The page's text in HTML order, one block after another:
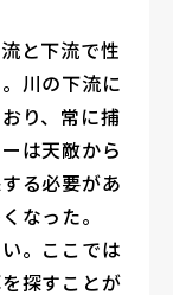
と下流で性
川の下流に
り、常に捕
は天敵から
る必要があ
なった。
。ここでは
探すことが